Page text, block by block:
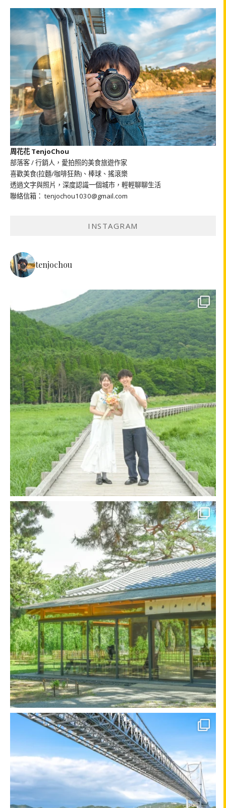
周花花 TenjoChou
部落客 / 行銷人，愛拍照的美食旅遊作家
喜歡美食(拉麵/咖啡狂熱)、棒球、搖滾樂
透過文字與照片，深度認識一個城市，輕輕聊聊生活
聯絡信箱： tenjochou1030@gmail.com
INSTAGRAM
tenjochou